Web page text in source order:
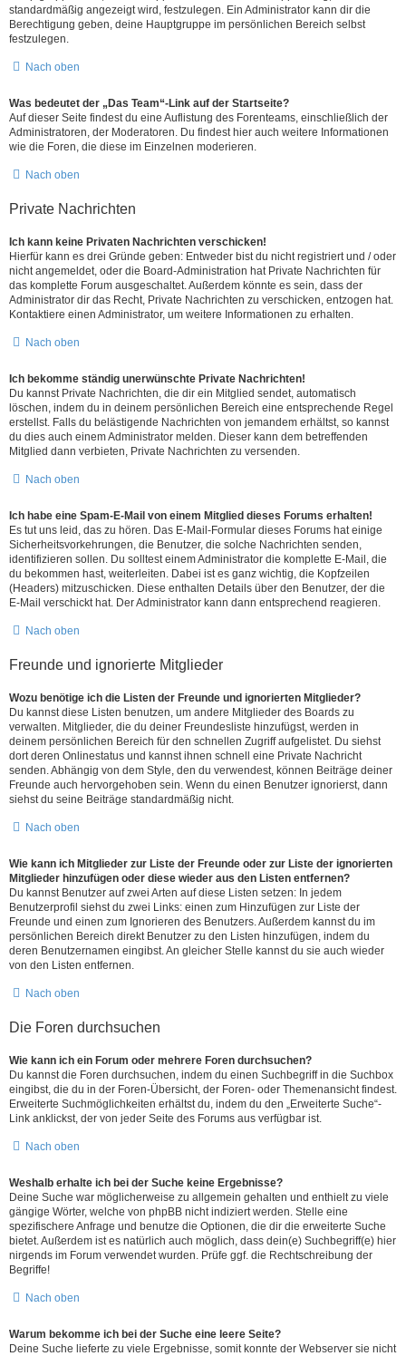
standardmäßig angezeigt wird, festzulegen. Ein Administrator kann dir die
Berechtigung geben, deine Hauptgruppe im persönlichen Bereich selbst
festzulegen.
Nach oben
Was bedeutet der „Das Team“-Link auf der Startseite?
Auf dieser Seite findest du eine Auflistung des Forenteams, einschließlich der
Administratoren, der Moderatoren. Du findest hier auch weitere Informationen
wie die Foren, die diese im Einzelnen moderieren.
Nach oben
Private Nachrichten
Ich kann keine Privaten Nachrichten verschicken!
Hierfür kann es drei Gründe geben: Entweder bist du nicht registriert und / oder
nicht angemeldet, oder die Board-Administration hat Private Nachrichten für
das komplette Forum ausgeschaltet. Außerdem könnte es sein, dass der
Administrator dir das Recht, Private Nachrichten zu verschicken, entzogen hat.
Kontaktiere einen Administrator, um weitere Informationen zu erhalten.
Nach oben
Ich bekomme ständig unerwünschte Private Nachrichten!
Du kannst Private Nachrichten, die dir ein Mitglied sendet, automatisch
löschen, indem du in deinem persönlichen Bereich eine entsprechende Regel
erstellst. Falls du belästigende Nachrichten von jemandem erhältst, so kannst
du dies auch einem Administrator melden. Dieser kann dem betreffenden
Mitglied dann verbieten, Private Nachrichten zu versenden.
Nach oben
Ich habe eine Spam-E-Mail von einem Mitglied dieses Forums erhalten!
Es tut uns leid, das zu hören. Das E-Mail-Formular dieses Forums hat einige
Sicherheitsvorkehrungen, die Benutzer, die solche Nachrichten senden,
identifizieren sollen. Du solltest einem Administrator die komplette E-Mail, die
du bekommen hast, weiterleiten. Dabei ist es ganz wichtig, die Kopfzeilen
(Headers) mitzuschicken. Diese enthalten Details über den Benutzer, der die
E-Mail verschickt hat. Der Administrator kann dann entsprechend reagieren.
Nach oben
Freunde und ignorierte Mitglieder
Wozu benötige ich die Listen der Freunde und ignorierten Mitglieder?
Du kannst diese Listen benutzen, um andere Mitglieder des Boards zu
verwalten. Mitglieder, die du deiner Freundesliste hinzufügst, werden in
deinem persönlichen Bereich für den schnellen Zugriff aufgelistet. Du siehst
dort deren Onlinestatus und kannst ihnen schnell eine Private Nachricht
senden. Abhängig von dem Style, den du verwendest, können Beiträge deiner
Freunde auch hervorgehoben sein. Wenn du einen Benutzer ignorierst, dann
siehst du seine Beiträge standardmäßig nicht.
Nach oben
Wie kann ich Mitglieder zur Liste der Freunde oder zur Liste der ignorierten
Mitglieder hinzufügen oder diese wieder aus den Listen entfernen?
Du kannst Benutzer auf zwei Arten auf diese Listen setzen: In jedem
Benutzerprofil siehst du zwei Links: einen zum Hinzufügen zur Liste der
Freunde und einen zum Ignorieren des Benutzers. Außerdem kannst du im
persönlichen Bereich direkt Benutzer zu den Listen hinzufügen, indem du
deren Benutzernamen eingibst. An gleicher Stelle kannst du sie auch wieder
von den Listen entfernen.
Nach oben
Die Foren durchsuchen
Wie kann ich ein Forum oder mehrere Foren durchsuchen?
Du kannst die Foren durchsuchen, indem du einen Suchbegriff in die Suchbox
eingibst, die du in der Foren-Übersicht, der Foren- oder Themenansicht findest.
Erweiterte Suchmöglichkeiten erhältst du, indem du den „Erweiterte Suche“-
Link anklickst, der von jeder Seite des Forums aus verfügbar ist.
Nach oben
Weshalb erhalte ich bei der Suche keine Ergebnisse?
Deine Suche war möglicherweise zu allgemein gehalten und enthielt zu viele
gängige Wörter, welche von phpBB nicht indiziert werden. Stelle eine
spezifischere Anfrage und benutze die Optionen, die dir die erweiterte Suche
bietet. Außerdem ist es natürlich auch möglich, dass dein(e) Suchbegriff(e) hier
nirgends im Forum verwendet wurden. Prüfe ggf. die Rechtschreibung der
Begriffe!
Nach oben
Warum bekomme ich bei der Suche eine leere Seite?
Deine Suche lieferte zu viele Ergebnisse, somit konnte der Webserver sie nicht